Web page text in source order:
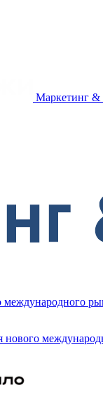
Маркетинг
международного
нового